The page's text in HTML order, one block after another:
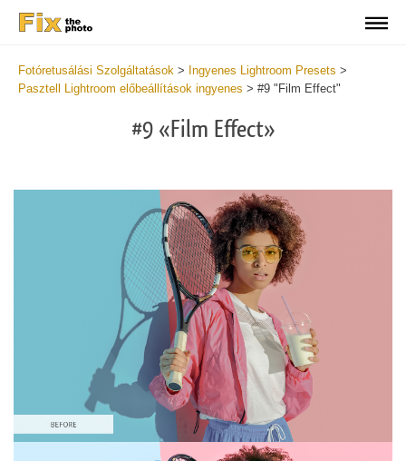
Fotóretusálási Szolgáltatások > Ingyenes Lightroom Presets >
Pasztell Lightroom előbeállítások ingyenes > #9 "Film Effect"
#9 «Film Effect»
Kérlek, válassz